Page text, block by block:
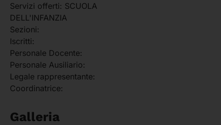
Servizi offerti: SCUOLA
DELL'INFANZIA
Sezioni:
Iscritti:
Personale Docente:
Personale Ausiliario:
Legale rappresentante:
Coordinatrice:
Galleria